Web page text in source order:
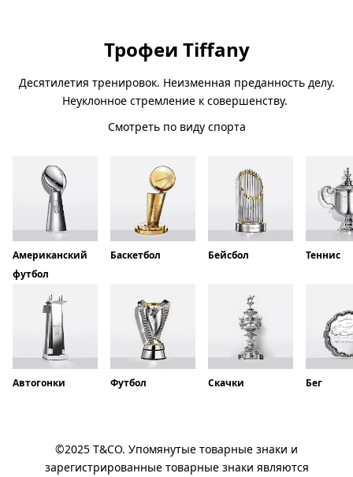
Трофеи Tiffany
Десятилетия тренировок. Неизменная преданность делу.
Неуклонное стремление к совершенству.
Смотреть по виду спорта
Американский
футбол
Баскетбол Бейсбол Теннис
Автогонки Футбол Скачки Бег
©2025 T&CO. Упомянутые товарные знаки и
зарегистрированные товарные знаки являются